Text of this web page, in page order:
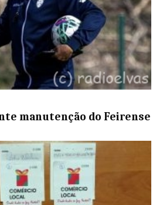
manutenção do Feirense